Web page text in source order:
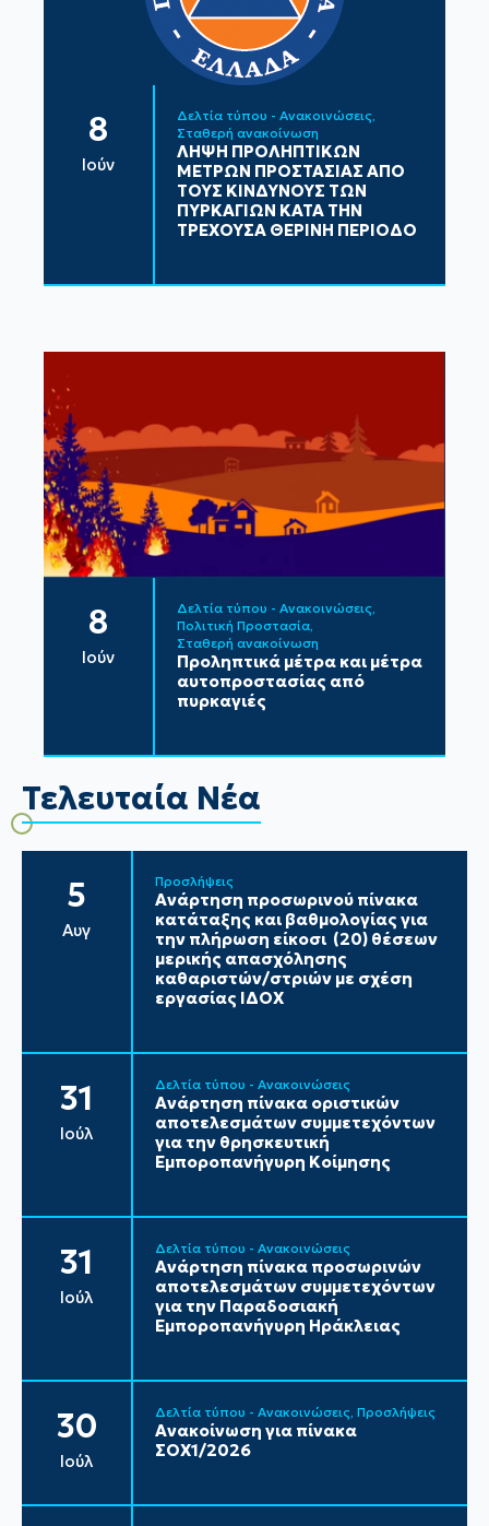
8
Ιούν
Δελτία τύπου - Ανακοινώσεις
Σταθερή ανακοίνωση
ΛΗΨΗ ΠΡΟΛΗΠΤΙΚΩΝ
ΜΕΤΡΩΝ ΠΡΟΣΤΑΣΙΑΣ ΑΠΟ
ΤΟΥΣ ΚΙΝΔΥΝΟΥΣ ΤΩΝ
ΠΥΡΚΑΓΙΩΝ ΚΑΤΑ ΤΗΝ
ΤΡΕΧΟΥΣΑ ΘΕΡΙΝΗ ΠΕΡΙΟΔΟ
8
Ιούν
Δελτία τύπου - Ανακοινώσεις
Πολιτική Προστασία
Σταθερή ανακοίνωση
Προληπτικά μέτρα και μέτρα
αυτοπροστασίας από
πυρκαγιές
Τελευταία Νέα
5
Αυγ
Προσλήψεις
Ανάρτηση προσωρινού πίνακα
κατάταξης και βαθμολογίας για
την πλήρωση είκοσι (20) θέσεων
μερικής απασχόλησης
καθαριστών/στριών με σχέση
εργασίας ΙΔΟΧ
31
Ιούλ
Δελτία τύπου - Ανακοινώσεις
Ανάρτηση πίνακα οριστικών
αποτελεσμάτων συμμετεχόντων
για την θρησκευτική
Εμποροπανήγυρη Κοίμησης
31
Ιούλ
Δελτία τύπου - Ανακοινώσεις
Ανάρτηση πίνακα προσωρινών
αποτελεσμάτων συμμετεχόντων
για την Παραδοσιακή
Εμποροπανήγυρη Ηράκλειας
30
Ιούλ
Δελτία τύπου - Ανακοινώσεις Προσλήψεις
Ανακοίνωση για πίνακα
ΣΟΧ1/2026